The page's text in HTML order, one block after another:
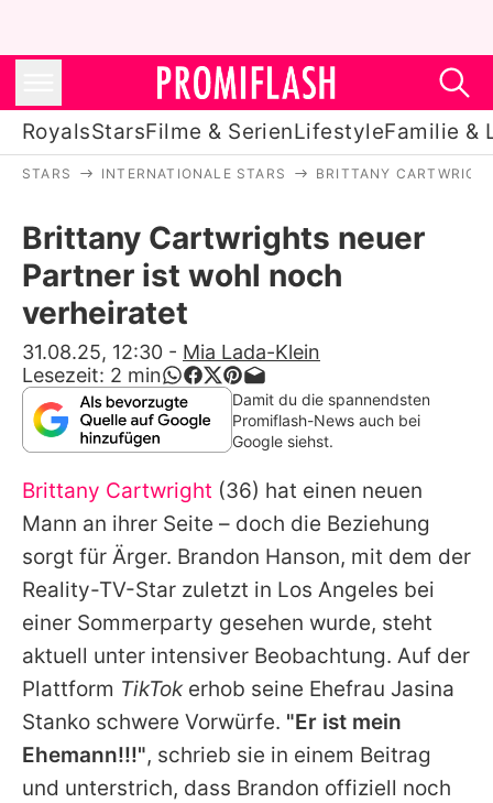
RoyalsStarsFilme & SerienLifestyleFamilie &
Stars
Filme & Serien
Lifestyle
Familie & Liebe
Promiflash Exklusiv
Alle Themen auf Promiflash
Jobs
App runterladen
Team
Redaktionelle Richtlinien
Impressum
Datenschutzerklärung
STARS INTERNATIONALE STARS BRITTANY
Brittany Cartwrights neuer
Partner ist wohl noch
verheiratet
31.08.25, 12:30 - Mia Lada-Klein
Lesezeit: 2 min
Damit du die spannendsten
Promiflash-News auch bei
Google siehst.
Brittany Cartwright (36) hat einen neuen
Mann an ihrer Seite – doch die Beziehung
sorgt für Ärger. Brandon Hanson, mit dem der
Reality-TV-Star zuletzt in Los Angeles bei
einer Sommerparty gesehen wurde, steht
aktuell unter intensiver Beobachtung. Auf der
Plattform TikTokerhob seine Ehefrau Jasina
Stanko schwere Vorwürfe. "Er ist mein
Ehemann!!!", schrieb sie in einem Beitrag
und unterstrich, dass Brandon offiziell noch